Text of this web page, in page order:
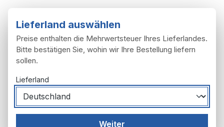
Schutzbleche
Lieferland auswählen
Preise enthalten die Mehrwertsteuer Ihres Lieferlandes.
Bitte bestätigen Sie, wohin wir Ihre Bestellung liefern
sollen.
Lieferland
Weiter